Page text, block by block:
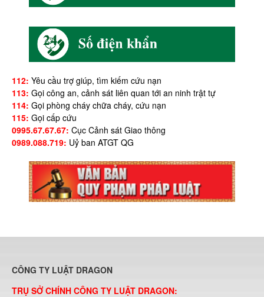
112: Yêu cầu trợ giúp, tìm kiếm cứu nạn
113: Gọi công an, cảnh sát liên quan tới an ninh trật tự
114: Gọi phòng cháy chữa cháy, cứu nạn
115: Gọi cấp cứu
0995.67.67.67: Cục Cảnh sát Giao thông
0989.088.719: Uỷ ban ATGT QG
CÔNG TY LUẬT DRAGON
TRỤ SỞ CHÍNH CÔNG TY LUẬT DRAGON: